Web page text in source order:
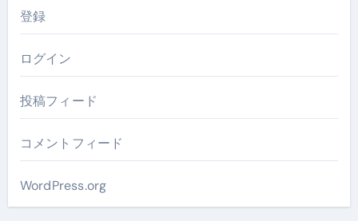
登録
ログイン
投稿フィード
コメントフィード
WordPress.org